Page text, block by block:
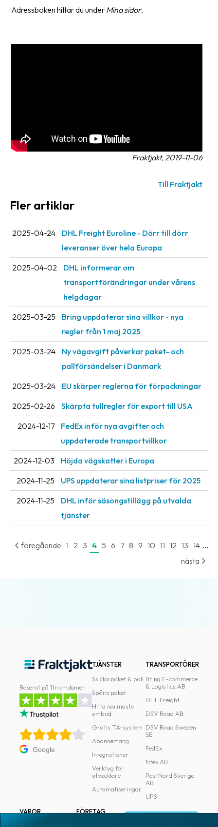
företaget
Nyhetsarkiv
Villkor
villkor
Integritet
Förbjudet
innehåll
Adressboken hittar du under Mina sidor.
Fraktjakt, 2019-11-06
Till Fraktjakt
Fler artiklar
2025-04-24
DHL Freight Euroline - Dörr till dörr
leveranser över hela Europa
2025-04-02
DHL informerar om
transportförändringar under vårens
helgdagar
2025-03-25
Bring uppdaterar sina villkor - nya
regler från 1 maj 2025
2025-03-24
Ny vägavgift påverkar paket- och
pallförsändelser i Danmark
2025-03-24 EU skärper reglerna för förpackningar
2025-02-26 Skärpta tullregler för export till USA
2024-12-17
FedEx inför nya avgifter och
uppdaterade transportvillkor
2024-12-03 Höjda vägskatter i Europa
2024-11-25 UPS uppdaterar sina listpriser för 2025
2024-11-25
DHL inför säsongstillägg på utvalda
tjänster
föregående 1 2 3 4 5 6 7 8 9 10 11 12 13 14 ...
nästa
Baserat på 1tn omdömen
Google
TJÄNSTER
Skicka paket & pall
Spåra paket
Hitta närmaste
ombud
Gratis TA-system
Abonnemang
Integrationer
Verktyg för
utvecklare
Automatiseringar
TRANSPORTÖRER
Bring E-commerce
& Logistics AB
DHL Freight
DSV Road AB
DSV Road Sweden
SE
FedEx
Ntex AB
PostNord Sverige
AB
UPS
VAROR
FÖRETAG